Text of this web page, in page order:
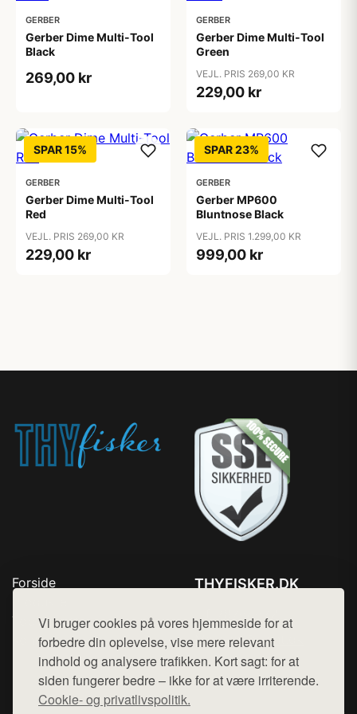
Vi bruger cookies på vores hjemmeside for at
forbedre din oplevelse, vise mere relevant
indhold og analysere trafikken. Kort sagt: for at
siden fungerer bedre – ikke for at være irriterende.
Cookie- og privatlivspolitik.
GERBER
Gerber Dime Multi-Tool
Black
269,00 kr
GERBER
Gerber Dime Multi-Tool
Green
VEJL. PRIS 269,00 KR
229,00 kr
SPAR 15%
GERBER
Gerber Dime Multi-Tool
Red
VEJL. PRIS 269,00 KR
229,00 kr
SPAR 23%
GERBER
Gerber MP600
Bluntnose Black
VEJL. PRIS 1.299,00 KR
999,00 kr
Forside
Top Rabatter
Kontakt
THYFISKER.DK
Mail: hej@want.dk
Cookie- og privatlivspolitik